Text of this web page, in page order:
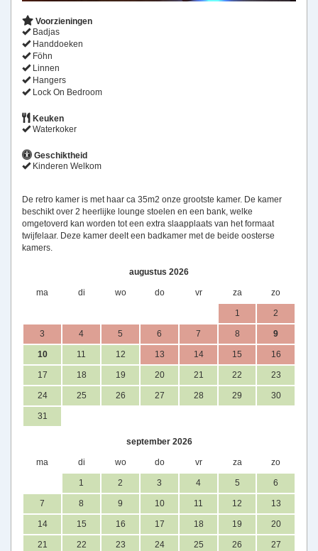
Voorzieningen
Badjas
Handdoeken
Föhn
Linnen
Hangers
Lock On Bedroom
Keuken
Waterkoker
Geschiktheid
Kinderen Welkom
De retro kamer is met haar ca 35m2 onze grootste kamer. De kamer
beschikt over 2 heerlijke lounge stoelen en een bank, welke
omgetoverd kan worden tot een extra slaapplaats van het formaat
twijfelaar. Deze kamer deelt een badkamer met de beide oosterse
kamers.
augustus 2026
ma di wo do vr za zo
1 2
3 4 5 6 7 8 9
10 11 12 13 14 15 16
17 18 19 20 21 22 23
24 25 26 27 28 29 30
31
september 2026
ma di wo do vr za zo
1 2 3 4 5 6
7 8 9 10 11 12 13
14 15 16 17 18 19 20
21 22 23 24 25 26 27